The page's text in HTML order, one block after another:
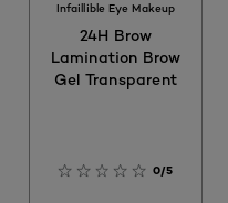
Infaillible Eye Makeup
24H Brow
Lamination Brow
Gel Transparent
0/5